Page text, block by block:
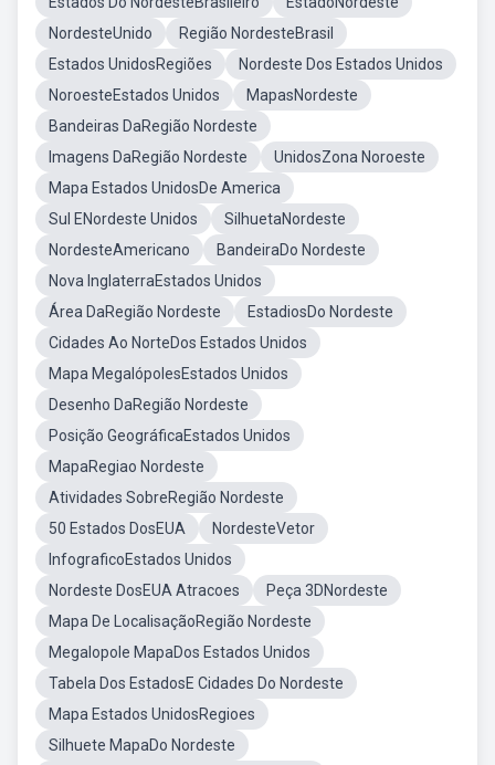
NordesteUnido
Região NordesteBrasil
Estados UnidosRegiões
Nordeste Dos Estados Unidos
NoroesteEstados Unidos
MapasNordeste
Bandeiras DaRegião Nordeste
Imagens DaRegião Nordeste
UnidosZona Noroeste
Mapa Estados UnidosDe America
Sul ENordeste Unidos
SilhuetaNordeste
NordesteAmericano
BandeiraDo Nordeste
Nova InglaterraEstados Unidos
Área DaRegião Nordeste
EstadiosDo Nordeste
Cidades Ao NorteDos Estados Unidos
Mapa MegalópolesEstados Unidos
Desenho DaRegião Nordeste
Posição GeográficaEstados Unidos
MapaRegiao Nordeste
Atividades SobreRegião Nordeste
50 Estados DosEUA
NordesteVetor
InfograficoEstados Unidos
Nordeste DosEUA Atracoes
Peça 3DNordeste
Mapa De LocalisaçãoRegião Nordeste
Megalopole MapaDos Estados Unidos
Tabela Dos EstadosE Cidades Do Nordeste
Mapa Estados UnidosRegioes
Silhuete MapaDo Nordeste